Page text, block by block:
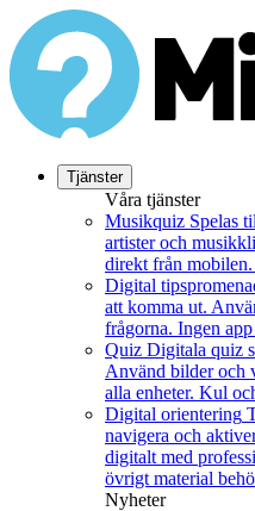
Tjänster
Våra tjänster
Musikquiz Spelas
artister och
direkt från
Digital
att komma ut.
frågorna. Ingen
Quiz Digitala quiz
Använd bilder och
alla enheter. Kul
Digital orientering
navigera och
digitalt med
övrigt material
Nyheter